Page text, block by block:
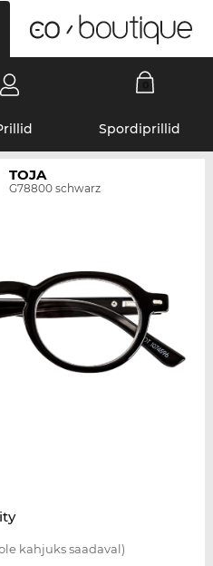
Spordiprillid
TOJA
G78800 schwarz
kahjuks saadaval)